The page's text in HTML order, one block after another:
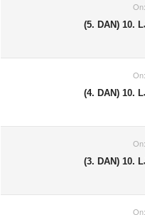
On:
(5. DAN) 10.
On:
(4. DAN) 10.
On:
(3. DAN) 10.
On: